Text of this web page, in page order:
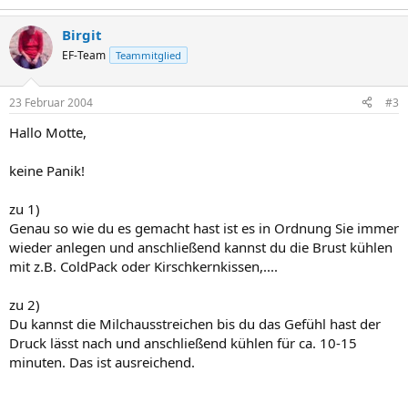
Birgit
EF-Team Teammitglied
23 Februar 2004 #3
Hallo Motte,
keine Panik!
zu 1)
Genau so wie du es gemacht hast ist es in Ordnung Sie immer
wieder anlegen und anschließend kannst du die Brust kühlen
mit z.B. ColdPack oder Kirschkernkissen,....
zu 2)
Du kannst die Milchausstreichen bis du das Gefühl hast der
Druck lässt nach und anschließend kühlen für ca. 10-15
minuten. Das ist ausreichend.